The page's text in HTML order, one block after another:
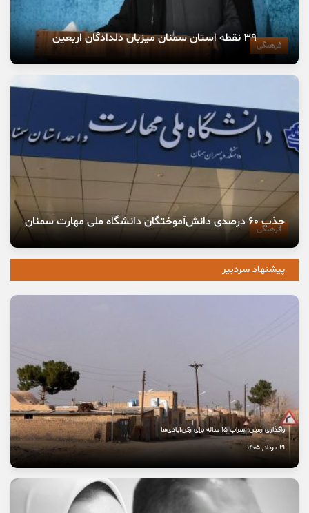
فرهنگی۳۹ نقطه استان سمنان میزبان دلدادگان اربعین
فرهنگی
جذب ۶۰ درصدی دانش‌آموختگان دانشگاه ملی مهارت سمنان
پیشنهاد سردبیر
واگذاری زمین؛ سراب ۱۵ ساله برای رکن‌آبادی‌ها
19 مرداد, 1405